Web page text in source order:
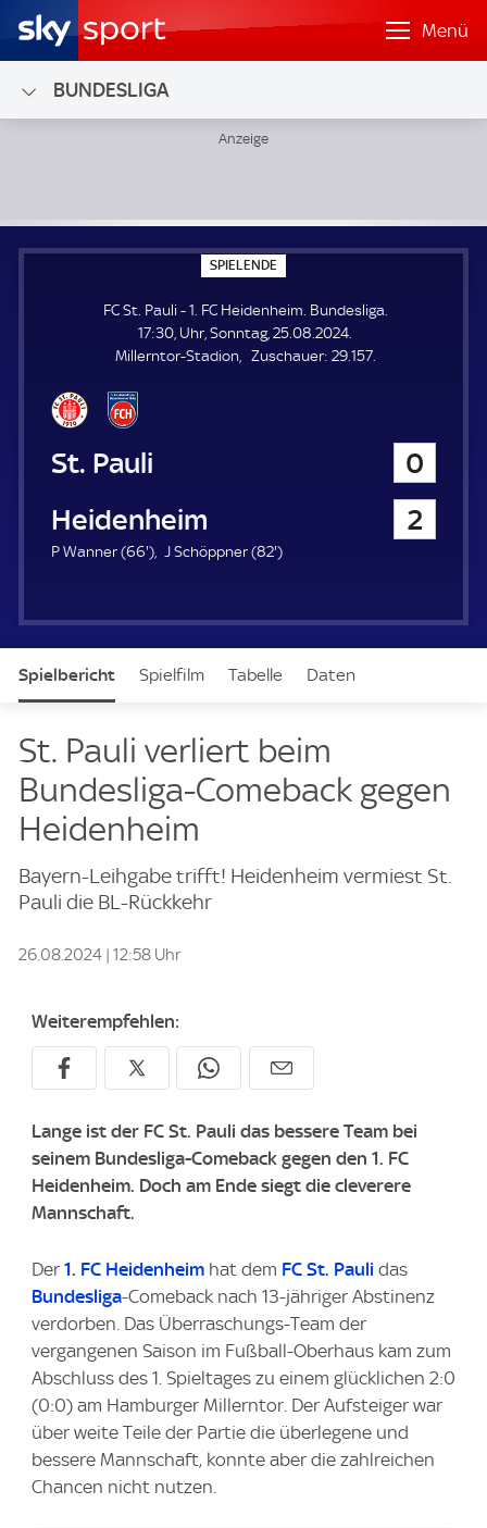
Menü
BUNDESLIGA
SPIELENDE
P
E
L
E
N
FC St. Pauli - 1. FC Heidenheim. Bundesliga.
17:30, Uhr, Sonntag, 25.08.2024.
Millerntor-Stadion
Zuschauer: Z
29.157.
FC St. Pauli
0
1. FC Heidenheim
2
P Wanner (66'6
u
) J Schöppner (82'8
u
)
Spielbericht Spielfilm Tabelle Daten
St. Pauli verliert beim
Bundesliga-Comeback gegen
Heidenheim
Bayern-Leihgabe trifft! Heidenheim vermiest St.
Pauli die BL-Rückkehr
26.08.2024 | 12:58 Uhr
Weiterempfehlen:
Lange ist der FC St. Pauli das bessere Team bei
seinem Bundesliga-Comeback gegen den 1. FC
Heidenheim. Doch am Ende siegt die cleverere
Mannschaft.
Der 1. FC Heidenheim hat dem FC St. Pauli das
Bundesliga-Comeback nach 13-jähriger Abstinenz
verdorben. Das Überraschungs-Team der
vergangenen Saison im Fußball-Oberhaus kam zum
Abschluss des 1. Spieltages zu einem glücklichen 2:0
(0:0) am Hamburger Millerntor. Der Aufsteiger war
über weite Teile der Partie die überlegene und
bessere Mannschaft, konnte aber die zahlreichen
Chancen nicht nutzen.